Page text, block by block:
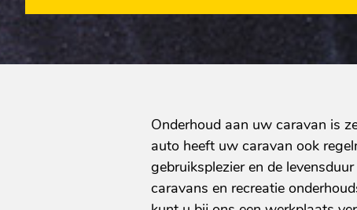
Onderhoud aan uw caravan is
auto heeft uw caravan ook
gebruiksplezier en de
caravans en recreatie